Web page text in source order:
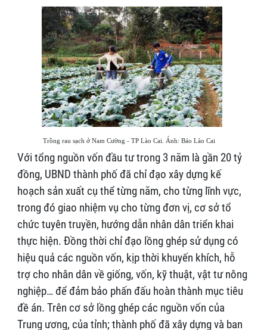
Trồng rau sạch ở Nam Cường - TP Lào Cai. Ảnh: Báo Lào Cai
Với tổng nguồn vốn đầu tư trong 3 năm là gần 20 tỷ
đồng, UBND thành phố đã chỉ đạo xây dựng kế
hoạch sản xuất cụ thể từng năm, cho từng lĩnh vực,
trong đó giao nhiệm vụ cho từng đơn vị, cơ sở tổ
chức tuyên truyền, hướng dẫn nhân dân triển khai
thực hiện. Đồng thời chỉ đạo lồng ghép sử dụng có
hiệu quả các nguồn vốn, kịp thời khuyến khích, hỗ
trợ cho nhân dân về giống, vốn, kỹ thuật, vật tư nông
nghiệp… để đảm bảo phấn đấu hoàn thành mục tiêu
đề án. Trên cơ sở lồng ghép các nguồn vốn của
Trung ương, của tỉnh; thành phố đã xây dựng và ban